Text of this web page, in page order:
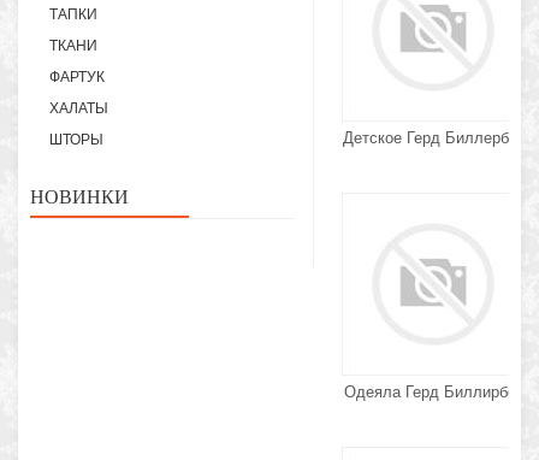
ТАПКИ
ТКАНИ
ФАРТУК
ХАЛАТЫ
ШТОРЫ
НОВИНКИ
Детское Герд Биллербек
Одеяла Герд Биллирбек